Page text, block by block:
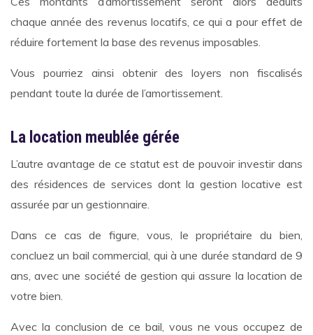
chaque année des revenus locatifs, ce qui a pour effet de
réduire fortement la base des revenus imposables.
Vous pourriez ainsi obtenir des loyers non fiscalisés
pendant toute la durée de l’amortissement.
La location meublée gérée
L’autre avantage de ce statut est de pouvoir investir dans
des résidences de services dont la gestion locative est
assurée par un gestionnaire.
Dans ce cas de figure, vous, le propriétaire du bien,
concluez un bail commercial, qui à une durée standard de 9
ans, avec une société de gestion qui assure la location de
votre bien.
Avec la conclusion de ce bail, vous ne vous occupez de